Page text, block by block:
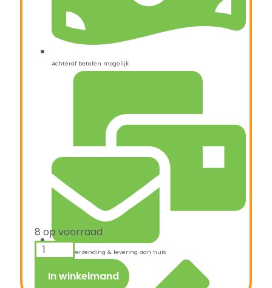
Achteraf betalen mogelijk
Snelle verzending & levering aan huis
8 op voorraad
In winkelmand